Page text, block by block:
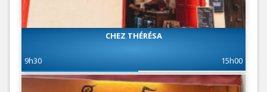
CHEZ THÉRÉSA
9h30 15h00